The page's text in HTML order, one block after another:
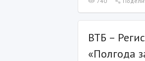
ВТБ –
«Полгода